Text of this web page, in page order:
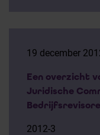
19 december
Een overzicht
Juridische
2012-3